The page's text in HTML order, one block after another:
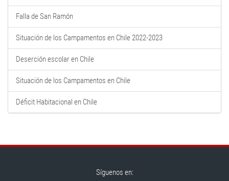
Falla de San Ramón
Situación de los Campamentos en Chile 2022-2023
Deserción escolar en Chile
Situación de los Campamentos en Chile
Déficit Habitacional en Chile
Síguenos en: